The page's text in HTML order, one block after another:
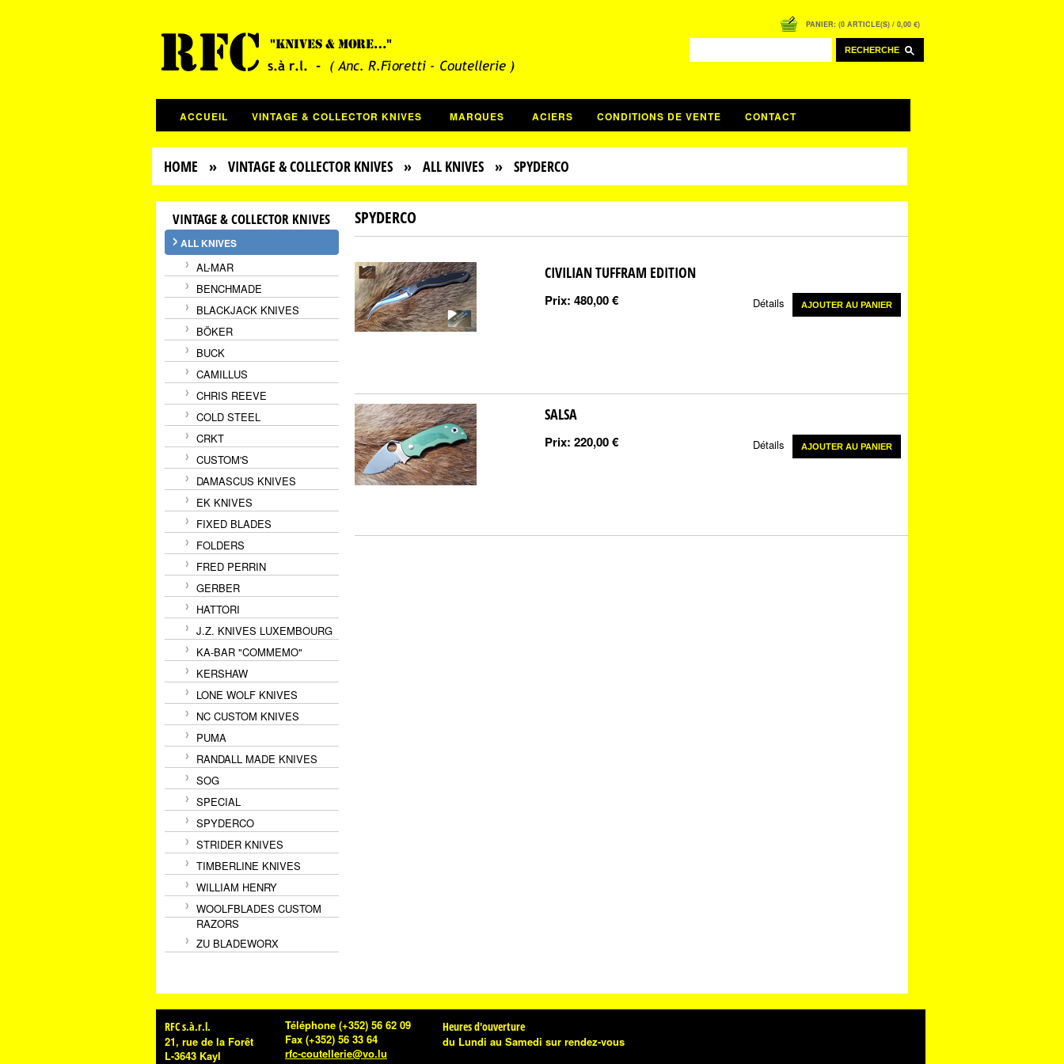
PANIER: (0 ARTICLE(S) / 0,00 €)
RECHERCHE
ACCUEIL VINTAGE & COLLECTOR KNIVES MARQUES ACIERS CONDITIONS DE VENTE CONTACT
HOME » VINTAGE & COLLECTOR KNIVES » ALL KNIVES » SPYDERCO
VINTAGE & COLLECTOR KNIVES
ALL KNIVES
AL-MAR
BENCHMADE
BLACKJACK KNIVES
BÖKER
BUCK
CAMILLUS
CHRIS REEVE
COLD STEEL
CRKT
CUSTOM'S
DAMASCUS KNIVES
EK KNIVES
FIXED BLADES
FOLDERS
FRED PERRIN
GERBER
HATTORI
J.Z. KNIVES LUXEMBOURG
KA-BAR "COMMEMO"
KERSHAW
LONE WOLF KNIVES
NC CUSTOM KNIVES
PUMA
RANDALL MADE KNIVES
SOG
SPECIAL
SPYDERCO
STRIDER KNIVES
TIMBERLINE KNIVES
WILLIAM HENRY
WOOLFBLADES CUSTOM
RAZORS
ZU BLADEWORX
SPYDERCO
CIVILIAN TUFFRAM EDITION
Prix: 480,00 € Détails AJOUTER AU PANIER
SALSA
Prix: 220,00 € Détails AJOUTER AU PANIER
RFC s.à.r.l.
21, rue de la Forêt
L-3643 Kayl
Téléphone (+352) 56 62 09
Fax (+352) 56 33 64
rfc-coutellerie@vo.lu
Heures d'ouverture
du Lundi au Samedi sur rendez-vous